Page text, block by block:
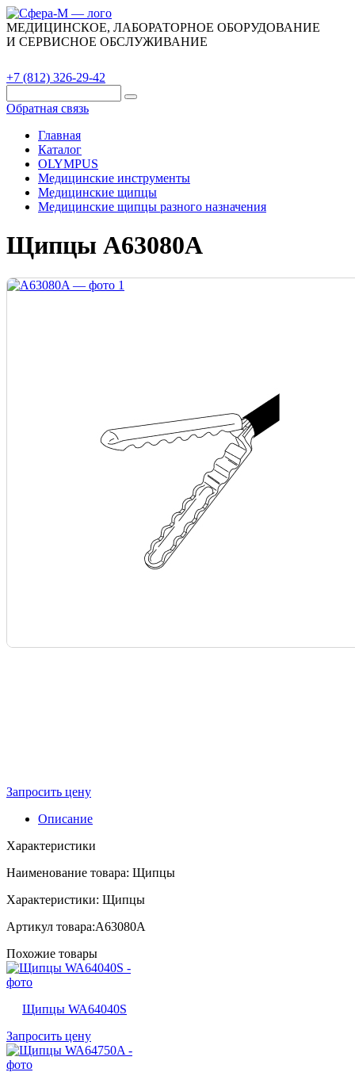
МЕДИЦИНСКОЕ, ЛАБОРАТОРНОЕ ОБОРУДОВАНИЕ
И СЕРВИСНОЕ ОБСЛУЖИВАНИЕ
+7 (812) 326-29-42
Обратная связь
Главная
Каталог
OLYMPUS
Медицинские инструменты
Медицинские щипцы
Медицинские щипцы разного назначения
Щипцы A63080A
Запросить цену
Описание
Характеристики
Наименование товара: Щипцы
Характеристики: Щипцы
Артикул товара:A63080A
Похожие товары
Щипцы WA64040S
Запросить цену